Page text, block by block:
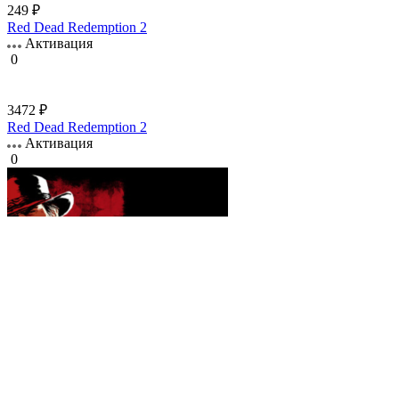
249 ₽
Red Dead Redemption 2
Активация
0
3472 ₽
Red Dead Redemption 2
Активация
0